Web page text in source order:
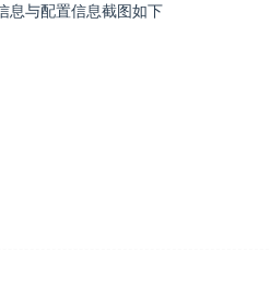
息与配置信息截图如下